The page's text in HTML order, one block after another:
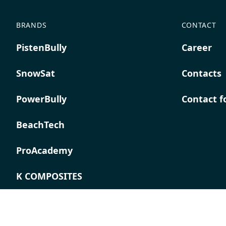
BRANDS
PistenBully
SnowSat
PowerBully
BeachTech
ProAcademy
K COMPOSITES
CONTACT
Career
Contacts
Contact